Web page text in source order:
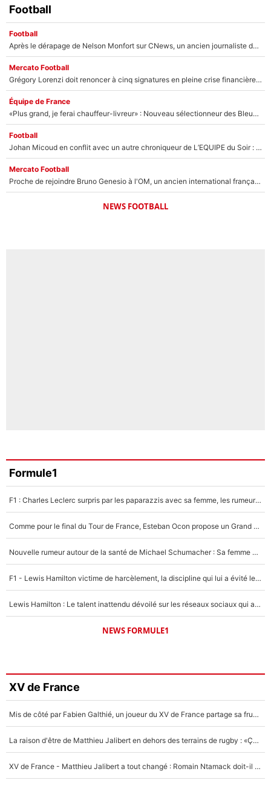
Football
Football
Après le dérapage de Nelson Monfort sur CNews, un ancien journaliste de France Télévisions relance la polémique sur les incendies en Gironde
Mercato Football
Grégory Lorenzi doit renoncer à cinq signatures en pleine crise financière : L’IA propose sept noms à l’OM pour un mercato réussi... à seulement 5M€ !
Équipe de France
«Plus grand, je ferai chauffeur-livreur» : Nouveau sélectionneur des Bleus, Zinédine Zidane s’était imaginé un avenir très différent lorsqu'il était enfant
Football
Johan Micoud en conflit avec un autre chroniqueur de L’EQUIPE du Soir : «Pendant un moment, je ne les ai pas remis ensemble dans l'émission»
Mercato Football
Proche de rejoindre Bruno Genesio à l'OM, un ancien international français va finalement débarquer... sur RMC !
NEWS FOOTBALL
Formule1
F1 : Charles Leclerc surpris par les paparazzis avec sa femme, les rumeurs étaient vraies !
Comme pour le final du Tour de France, Esteban Ocon propose un Grand Prix de Formule 1 à Paris : «Autour de l’Arc de Triomphe, ce serait génial» !
Nouvelle rumeur autour de la santé de Michael Schumacher : Sa femme Corinna sort du silence
F1 - Lewis Hamilton victime de harcèlement, la discipline qui lui a évité le pire : «J'aurais probablement mal tourné»
Lewis Hamilton : Le talent inattendu dévoilé sur les réseaux sociaux qui a impressionné Kim Kardashian pendant leurs vacances en amoureux !
NEWS FORMULE1
XV de France
Mis de côté par Fabien Galthié, un joueur du XV de France partage sa frustration : «ils ne me l’ont pas dit tout de suite»
La raison d'être de Matthieu Jalibert en dehors des terrains de rugby : «Ça m'atteint autant que si tu touches à un membre de ma famille»
XV de France - Matthieu Jalibert a tout changé : Romain Ntamack doit-il s’inquiéter pour sa place à un an de la Coupe du monde ?